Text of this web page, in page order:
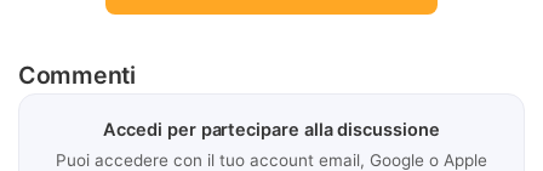
Commenti
Accedi per partecipare alla discussione
Puoi accedere con il tuo account email, Google o Apple